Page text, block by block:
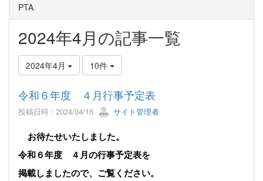
PTA
2024年4月の記事一覧
2024年4月 10件
令和６年度 ４月行事予定表
投稿日時 : 2024/04/16 サイト管理者
お待たせいたしました。
令和６年度 ４月の行事予定表を
掲載しましたので、ご覧ください。